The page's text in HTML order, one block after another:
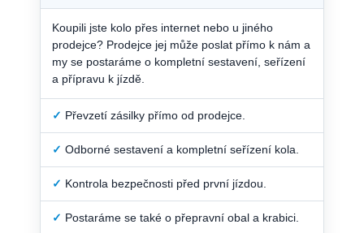
Koupili jste kolo přes internet nebo u jiného
prodejce? Prodejce jej může poslat přímo k nám a
my se postaráme o kompletní sestavení, seřízení
a přípravu k jízdě.
✓ Převzetí zásilky přímo od prodejce.
✓ Odborné sestavení a kompletní seřízení kola.
✓ Kontrola bezpečnosti před první jízdou.
✓ Postaráme se také o přepravní obal a krabici.